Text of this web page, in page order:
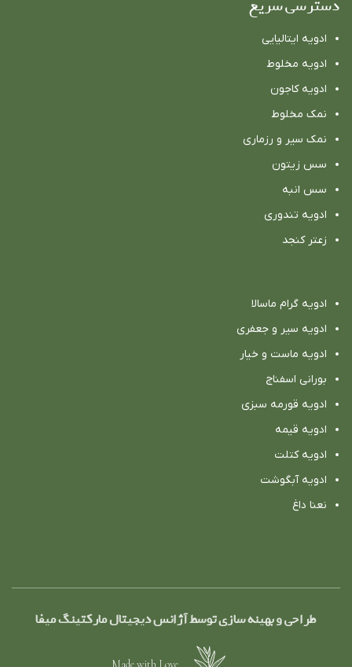
دسترسی سریع
ادویه ایتالیایی
ادویه مخلوط
ادویه كاجون
نمک مخلوط
نمک سیر و رزماری
سس زیتون
سس انبه
ادویه تندوری
زعتر کنجد
ادویه گرام ماسالا
ادویه سیر و جعفری
ادویه ماست و خیار
بورانی اسفناج
ادویه قورمه سبزی
ادویه قیمه
ادویه کتلت
ادویه آبگوشت
نعنا داغ
طراحی و بهینه سازی توسط آژانس دیجیتال مارکتینگ میفا